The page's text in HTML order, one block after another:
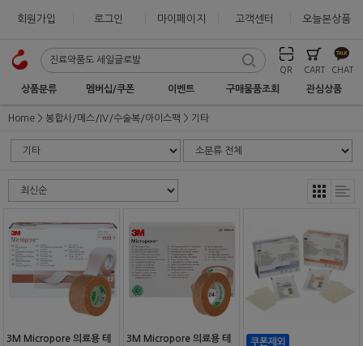
회원가입 로그인 마이페이지 고객센터 오늘본상품
QR CART CHAT
상품분류 멤버십/쿠폰 이벤트 구매물품조회 관심상품
Home 봉합사/메스/IV/수술복/아이스팩 기타
3M Micropore 의료용 테
3M Micropore 의료용 테